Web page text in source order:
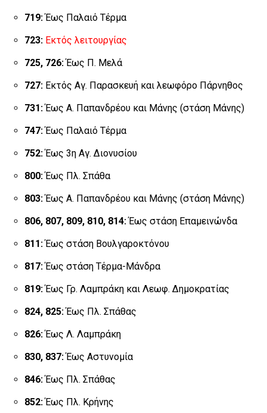
719:Έως Παλαιό Τέρμα
723: Εκτός λειτουργίας
725, 726:Έως Π. Μελά
727: Εκτός Αγ. Παρασκευή και λεωφόρο Πάρνηθος
731:Έως Α. Παπανδρέου και Μάνης (στάση Μάνης)
747:Έως Παλαιό Τέρμα
752:Έως 3η Αγ. Διονυσίου
800:Έως Πλ. Σπάθα
803:Έως Α. Παπανδρέου και Μάνης (στάση Μάνης)
806, 807, 809, 810, 814:Έως στάση Επαμεινώνδα
811:Έως στάση Βουλγαροκτόνου
817:Έως στάση Τέρμα-Μάνδρα
819:Έως Γρ. Λαμπράκη και Λεωφ. Δημοκρατίας
824, 825:Έως Πλ. Σπάθας
826:Έως Λ. Λαμπράκη
830, 837:Έως Αστυνομία
846:Έως Πλ. Σπάθας
852:Έως Πλ. Κρήνης